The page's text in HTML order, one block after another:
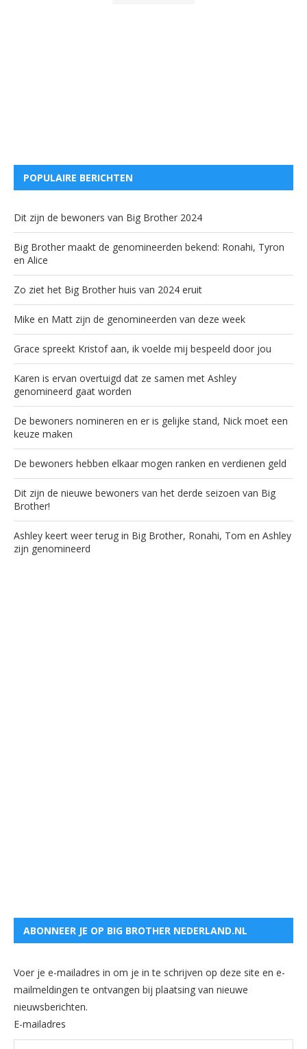
POPULAIRE BERICHTEN
Dit zijn de bewoners van Big Brother 2024
Big Brother maakt de genomineerden bekend: Ronahi, Tyron
en Alice
Zo ziet het Big Brother huis van 2024 eruit
Mike en Matt zijn de genomineerden van deze week
Grace spreekt Kristof aan, ik voelde mij bespeeld door jou
Karen is ervan overtuigd dat ze samen met Ashley
genomineerd gaat worden
De bewoners nomineren en er is gelijke stand, Nick moet een
keuze maken
De bewoners hebben elkaar mogen ranken en verdienen geld
Dit zijn de nieuwe bewoners van het derde seizoen van Big
Brother!
Ashley keert weer terug in Big Brother, Ronahi, Tom en Ashley
zijn genomineerd
ABONNEER JE OP BIG BROTHER NEDERLAND.NL
Voer je e-mailadres in om je in te schrijven op deze site en e-
mailmeldingen te ontvangen bij plaatsing van nieuwe
nieuwsberichten.
E-mailadres